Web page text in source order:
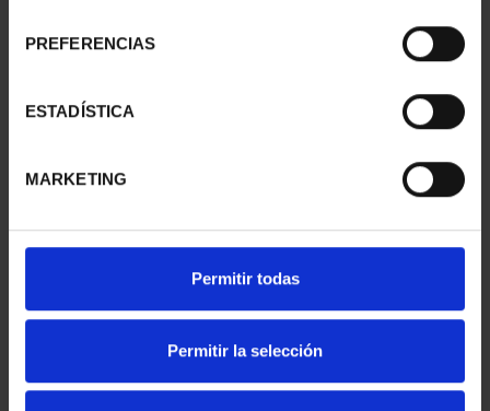
PREFERENCIAS
ESTADÍSTICA
MARKETING
Permitir todas
Permitir la selección
CIUDADES PATRIMONIO
73,00 €